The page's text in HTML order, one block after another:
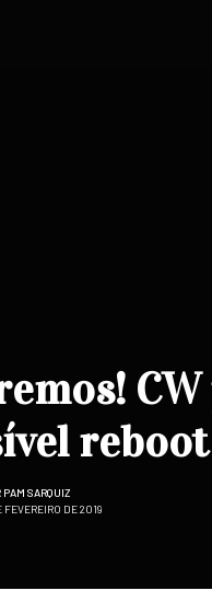
PAM SARQUIZ
FEVEREIRO DE 2019